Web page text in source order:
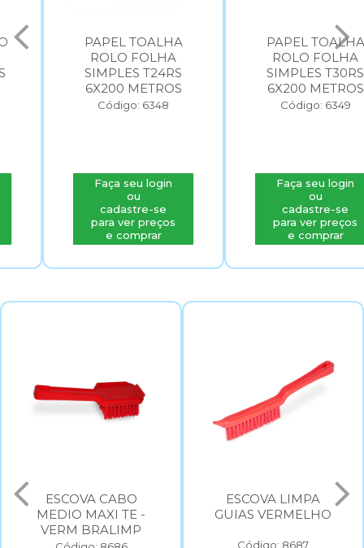
PAPEL TOALHA
ROLO FOLHA
SIMPLES T24RS
6X200 METROS
Código: 6348
Faça seu login
cadastre-se
para ver preços
e comprar
PAPEL TOALHA
ROLO FOLHA
SIMPLES T30RS
6X200 METROS
Código: 6349
Faça seu login
cadastre-se
para ver preços
e comprar
ESCOVA CABO
MEDIO MAXI TE -
VERM BRALIMP
ESCOVA LIMPA
GUIAS VERMELHO
Código: 8687